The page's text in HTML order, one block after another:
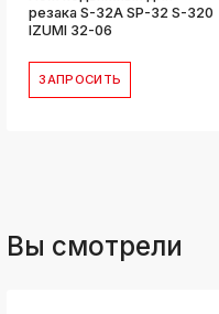
резака S-32A SP-32 S-320
IZUMI 32-06
ЗАПРОСИТЬ
Вы смотрели